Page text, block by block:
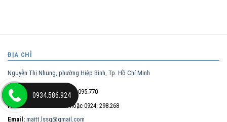
ĐỊA CHỈ
Nguyễn Thị Nhung, phường Hiệp Bình, Tp. Hồ Chí Minh
Điện thoại trực tiếp:0932.095.770
Hotline:
hoặc 0924. 298.268
Email: maitt.lssg@gmail.com
0934.586.924